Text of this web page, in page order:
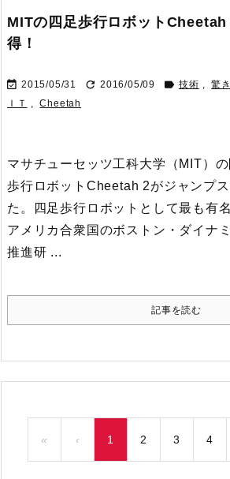
MITの四足歩行ロボット
得！
 2015/05/31  2016/05/09  技術 , 驚き
ＩＴ
, Cheetah
マサチューセッツ工科大学（MIT）
歩行ロボットCheetah 2がジャンプ
た。
四足歩行ロボットとして最も有
アメリカ合衆国のボストン・ダイナ
推進研 ...
記事を読む
« ‹ 1 2 3 4